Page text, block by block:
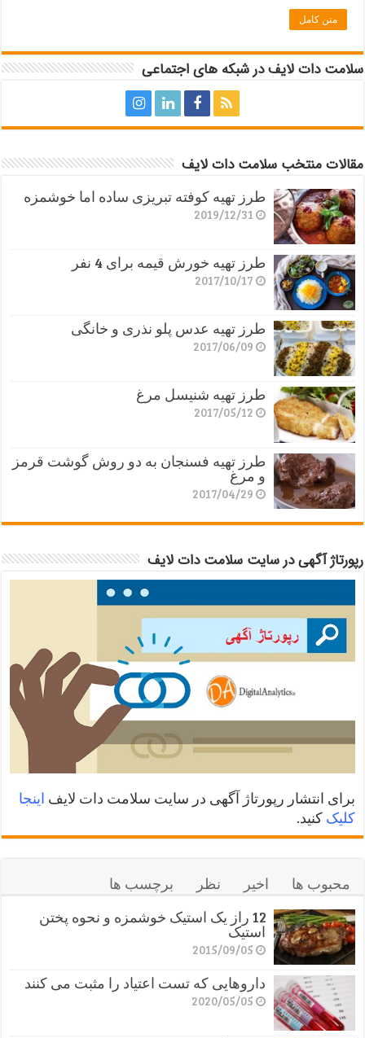
متن کامل
سلامت دات لایف در شبکه های اجتماعی
مقالات منتخب سلامت دات لایف
طرز تهیه کوفته تبریزی ساده اما خوشمزه
2019/12/31
طرز تهیه خورش قیمه برای 4 نفر
2017/10/17
طرز تهیه عدس پلو نذری و خانگی
2017/06/09
طرز تهیه شنیسل مرغ
2017/05/12
طرز تهیه فسنجان به دو روش گوشت قرمز
و مرغ
2017/04/29
رپورتاژ آگهی در سایت سلامت دات لایف
برای انتشار رپورتاژ آگهی در سایت سلامت دات لایف اینجا
کلیک کنید.
محبوب ها اخیر نظر
برچسب ها
12 راز یک استیک خوشمزه و نحوه پختن
استیک
2015/09/05
داروهایی که تست اعتیاد را مثبت می کنند
2020/05/05